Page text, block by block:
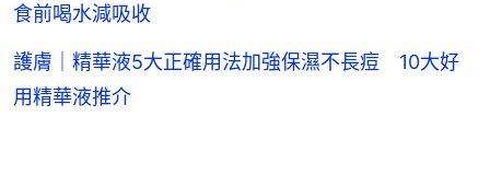
食前喝水減吸收
護膚｜精華液5大正確用法加強保濕不長痘 10大好
用精華液推介